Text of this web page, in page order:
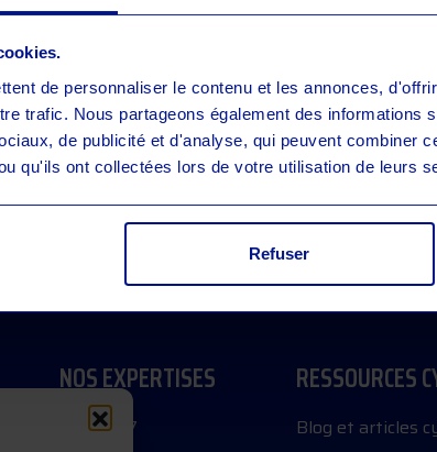
de personnaliser le contenu et les annonces,
trafic. Nous partageons également des informations
de publicité et d'analyse, qui peuvent combiner
qu'ils ont collectées lors de votre utilisation de leurs
Refuser
/ Presse
NOS EXPERTISES
SOC 24/7
RESSOURCES
Blog et articles